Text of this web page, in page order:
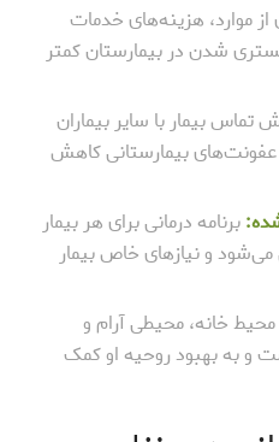
از موارد، هزینه‌های خدمات
شدن در بیمارستان کمتر
تماس بیمار با سایر بیماران
عفونت‌های بیمارستانی کاهش
برنامه درمانی برای هر بیمار
و نیازهای خاص بیمار
محیط خانه، محیطی آرام و
و به بهبود روحیه او کمک